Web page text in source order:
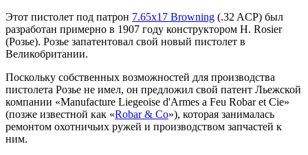
Этот пистолет под патрон 7.65x17 Browning (.32 ACP) был
разработан примерно в 1907 году конструктором H. Rosier
(Розье). Розье запатентовал свой новый пистолет в
Великобритании.
Поскольку собственных возможностей для производства
пистолета Розье не имел, он предложил свой патент Льежской
компании «Manufacture Liegeoise d'Armes a Feu Robar et Cie»
(позже известной как «Robar & Co»), которая занималась
ремонтом охотничьих ружей и производством запчастей к
ним.